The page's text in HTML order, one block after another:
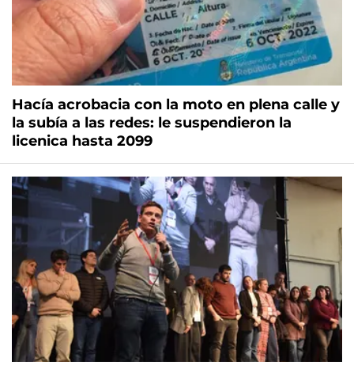
Hacía acrobacia con la moto en plena calle y
la subía a las redes: le suspendieron la
licenica hasta 2099